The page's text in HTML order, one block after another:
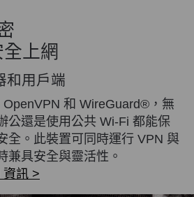
上網
和用戶端
和 WireGuard®，無
公還是使用公共 Wi-Fi 都能保
全。此裝置可同時運行 VPN 與
兼具安全與靈活性。
資訊 >